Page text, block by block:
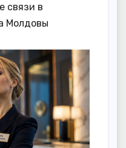
связи в
Молдовы